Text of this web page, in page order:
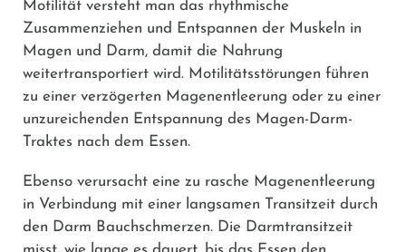
Motilität versteht man das rhythmische
Zusammenziehen und Entspannen der Muskeln in
Magen und Darm, damit die Nahrung
weitertransportiert wird. Motilitätsstörungen führen
zu einer verzögerten Magenentleerung oder zu einer
unzureichenden Entspannung des Magen-Darm-
Traktes nach dem Essen.
Ebenso verursacht eine zu rasche Magenentleerung
in Verbindung mit einer langsamen Transitzeit durch
den Darm Bauchschmerzen. Die Darmtransitzeit